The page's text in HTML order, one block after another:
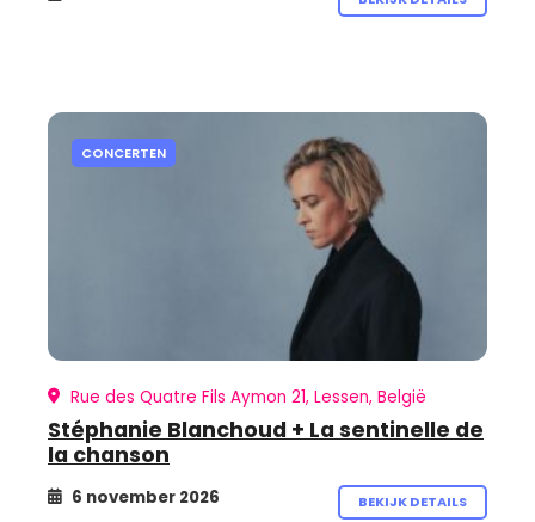
CONCERTEN
Rue des Quatre Fils Aymon 21, Lessen, België
Stéphanie Blanchoud + La sentinelle de
la chanson
6 november 2026 BEKIJK DETAILS